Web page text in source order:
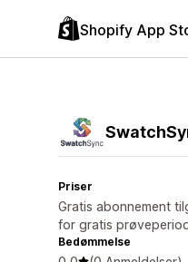
Shopify App
Priser
Gratis abonnement
for gratis
Bedømmelse